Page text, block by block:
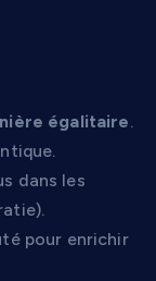
égalitaire.
dans les
pour enrichir